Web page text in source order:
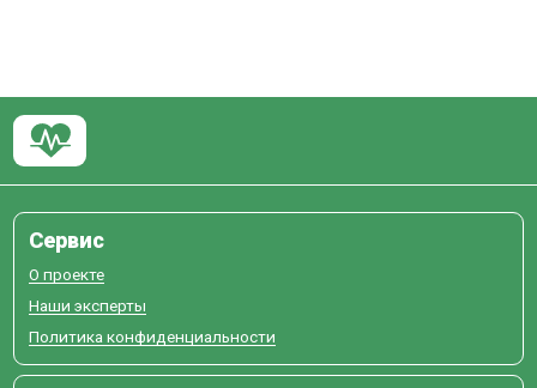
Сервис
О проекте
Наши эксперты
Политика конфиденциальности